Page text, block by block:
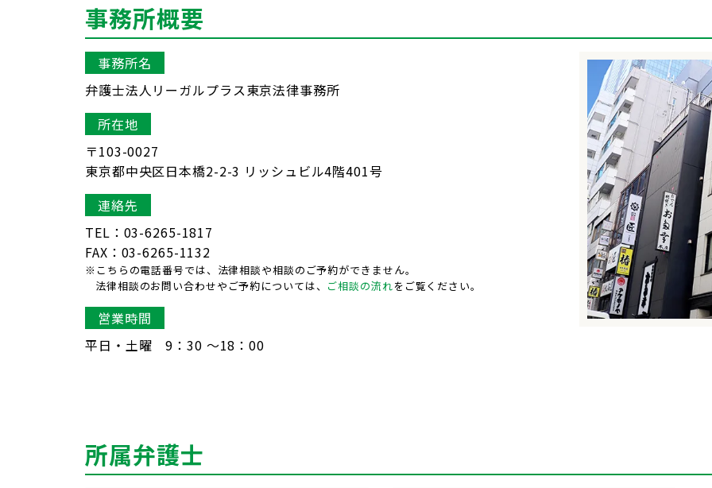
事務所概要
事務所名
弁護士法人リーガルプラス東京法律事務所
所在地
〒103-0027
東京都中央区日本橋2-2-3 リッシュビル4階401号
連絡先
TEL：03-6265-1817
FAX：03-6265-1132
※こちらの電話番号では、法律相談や相談のご予約ができません。
法律相談のお問い合わせやご予約については、 ご相談の流れをご覧ください。
営業時間
平日・土曜 9：30 〜18：00
所属弁護士